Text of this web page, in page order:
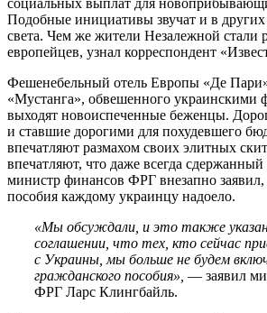
Подобные инициативы звучат и в других
света. Чем же жители Незалежной стали
европейцев, узнал корреспондент
Фешенебельный отель Европы «Де
«Мустанга», обвешенного украинскими
выходят новоиспеченные беженцы.
и ставшие дорогими для похудевшего
впечатляют размахом своих элитных
впечатляют, что даже всегда
министр финансов ФРГ внезапно заявил,
пособия каждому украинцу надоело.
«Мы обсуждали, и это также
соглашении, что тех, кто сейчас
с Украины, мы больше не будем
гражданского пособия», — заявил
ФРГ Ларс Клингбайль.